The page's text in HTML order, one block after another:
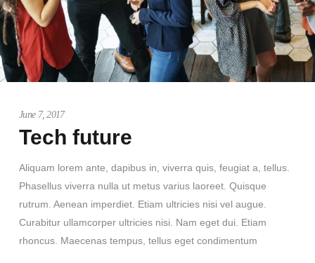
June 7, 2017
Tech future
Aliquam lorem ante, dapibus in, viverra quis, feugiat a, tellus.
Phasellus viverra nulla ut metus varius laoreet. Quisque
rutrum. Aenean imperdiet. Etiam ultricies nisi vel augue.
Curabitur ullamcorper ultricies nisi. Nam eget dui. Etiam
rhoncus. Maecenas tempus, tellus eget condimentum